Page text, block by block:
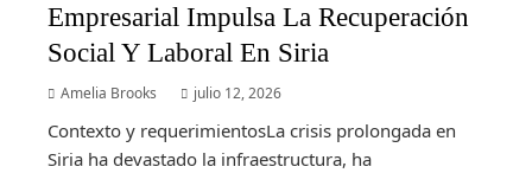
Empresarial Impulsa La Recuperación
Social Y Laboral En Siria
Amelia Brooks julio 12, 2026
Contexto y requerimientosLa crisis prolongada en
Siria ha devastado la infraestructura, ha